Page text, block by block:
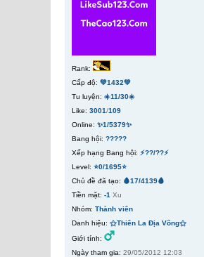
Rank:
Cấp độ: 💚1432💚
Tu luyện: ☀️11/30☀️
Like: 3001/109
Online: ✨1/5379✨
Bang hội: ?????
Xếp hạng Bang hội: ⚡??/??⚡
Level: ⭐0/1695⭐
Chủ đề đã tạo: 🩸17/4139🩸
Tiền mặt: -1 Xu
Nhóm: Thành viên
Danh hiệu: ⚝Thiên La Địa Võng⚝
Giới tính:
Ngày tham gia: 29/05/2012 12:03